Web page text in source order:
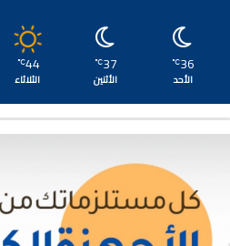
36
℃
الأحد
37
℃
الأثنين
44
℃
الثلاثاء